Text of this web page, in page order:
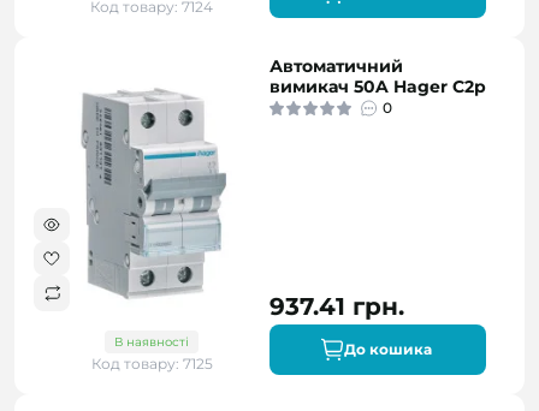
Код товару: 7124
В наявності
Код товару: 7125
Автоматичний
вимикач 50A Hager C2p
0
937.41 грн.
До кошика